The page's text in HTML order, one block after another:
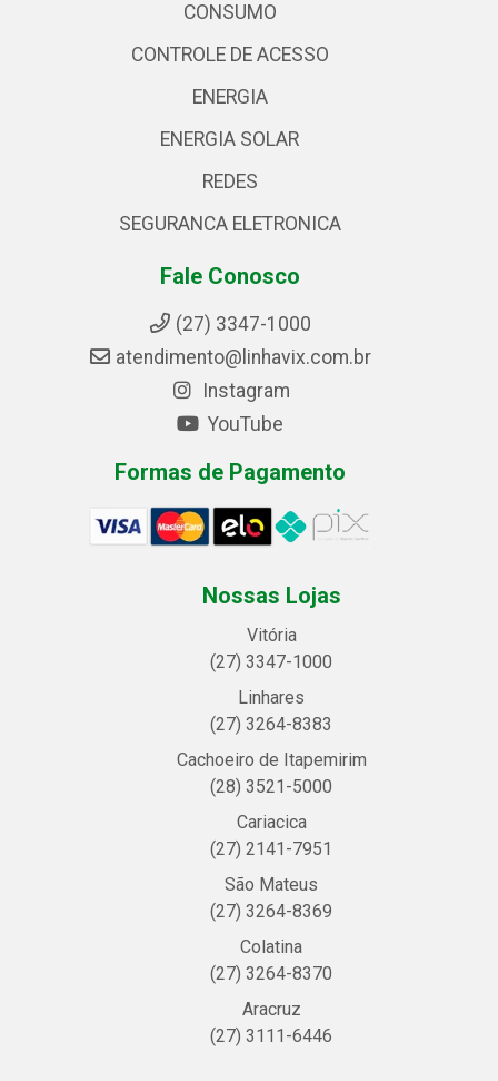
CONSUMO
CONTROLE DE ACESSO
ENERGIA
ENERGIA SOLAR
REDES
SEGURANCA ELETRONICA
Fale Conosco
(27) 3347-1000
atendimento@linhavix.com.br
Instagram
YouTube
Formas de Pagamento
Nossas Lojas
Vitória
(27) 3347-1000
Linhares
(27) 3264-8383
Cachoeiro de Itapemirim
(28) 3521-5000
Cariacica
(27) 2141-7951
São Mateus
(27) 3264-8369
Colatina
(27) 3264-8370
Aracruz
(27) 3111-6446